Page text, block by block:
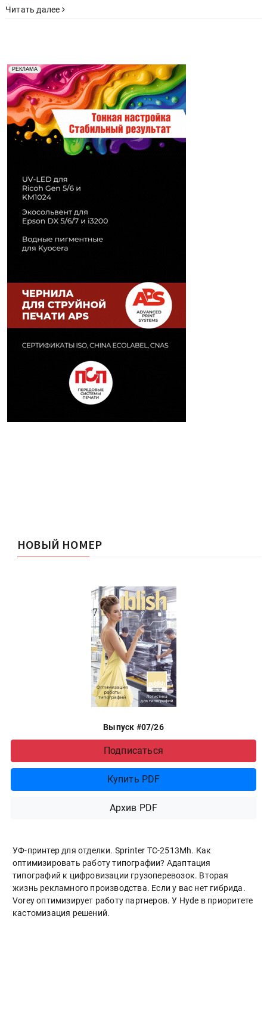
Читать далее
РЕКЛАМА
Реклама. Рекламодатель ООО "Передовые Системы
Печати" erid: 2SDnjd2d4Qz
НОВЫЙ НОМЕР
Выпуск #07/26
Подписаться
Купить PDF
Архив PDF
УФ-принтер для отделки. Sprinter ТС-2513Mh. Как
оптимизировать работу типографии? Адаптация
типографий к цифровизации грузоперевозок. Вторая
жизнь рекламного производства. Если у вас нет гибрида.
Vorey оптимизирует работу партнеров. У Hyde в приоритете
кастомизация решений.